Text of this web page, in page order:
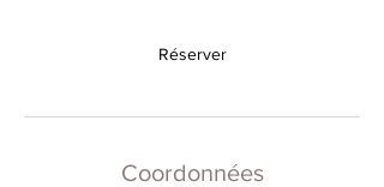
Réserver
Coordonnées